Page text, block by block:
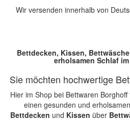
Wir versenden innerhalb von
Bettdecken, Kissen,
erholsamen Schlaf
Sie möchten hochwertige
Hier im Shop bei Bettwaren
einen gesunden und
Bettdecken und Kissen über